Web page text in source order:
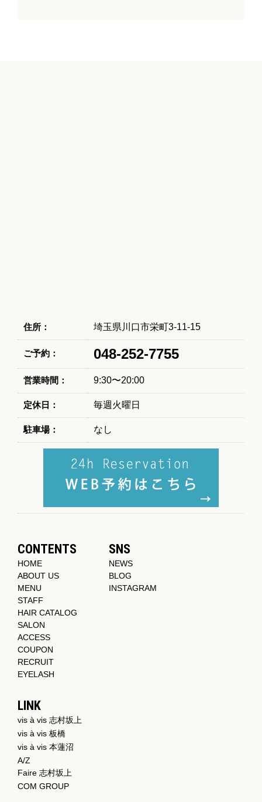
住所： 埼玉県川口市栄町3-11-15
ご予約： 048-252-7755
営業時間： 9:30〜20:00
定休日： 毎週火曜日
駐車場： なし
CONTENTS
HOME
ABOUT US
MENU
STAFF
HAIR CATALOG
SALON
ACCESS
COUPON
RECRUIT
EYELASH
SNS
NEWS
BLOG
INSTAGRAM
LINK
vis à vis 志村坂上
vis à vis 板橋
vis à vis 本蓮沼
A/Z
Faire 志村坂上
COM GROUP